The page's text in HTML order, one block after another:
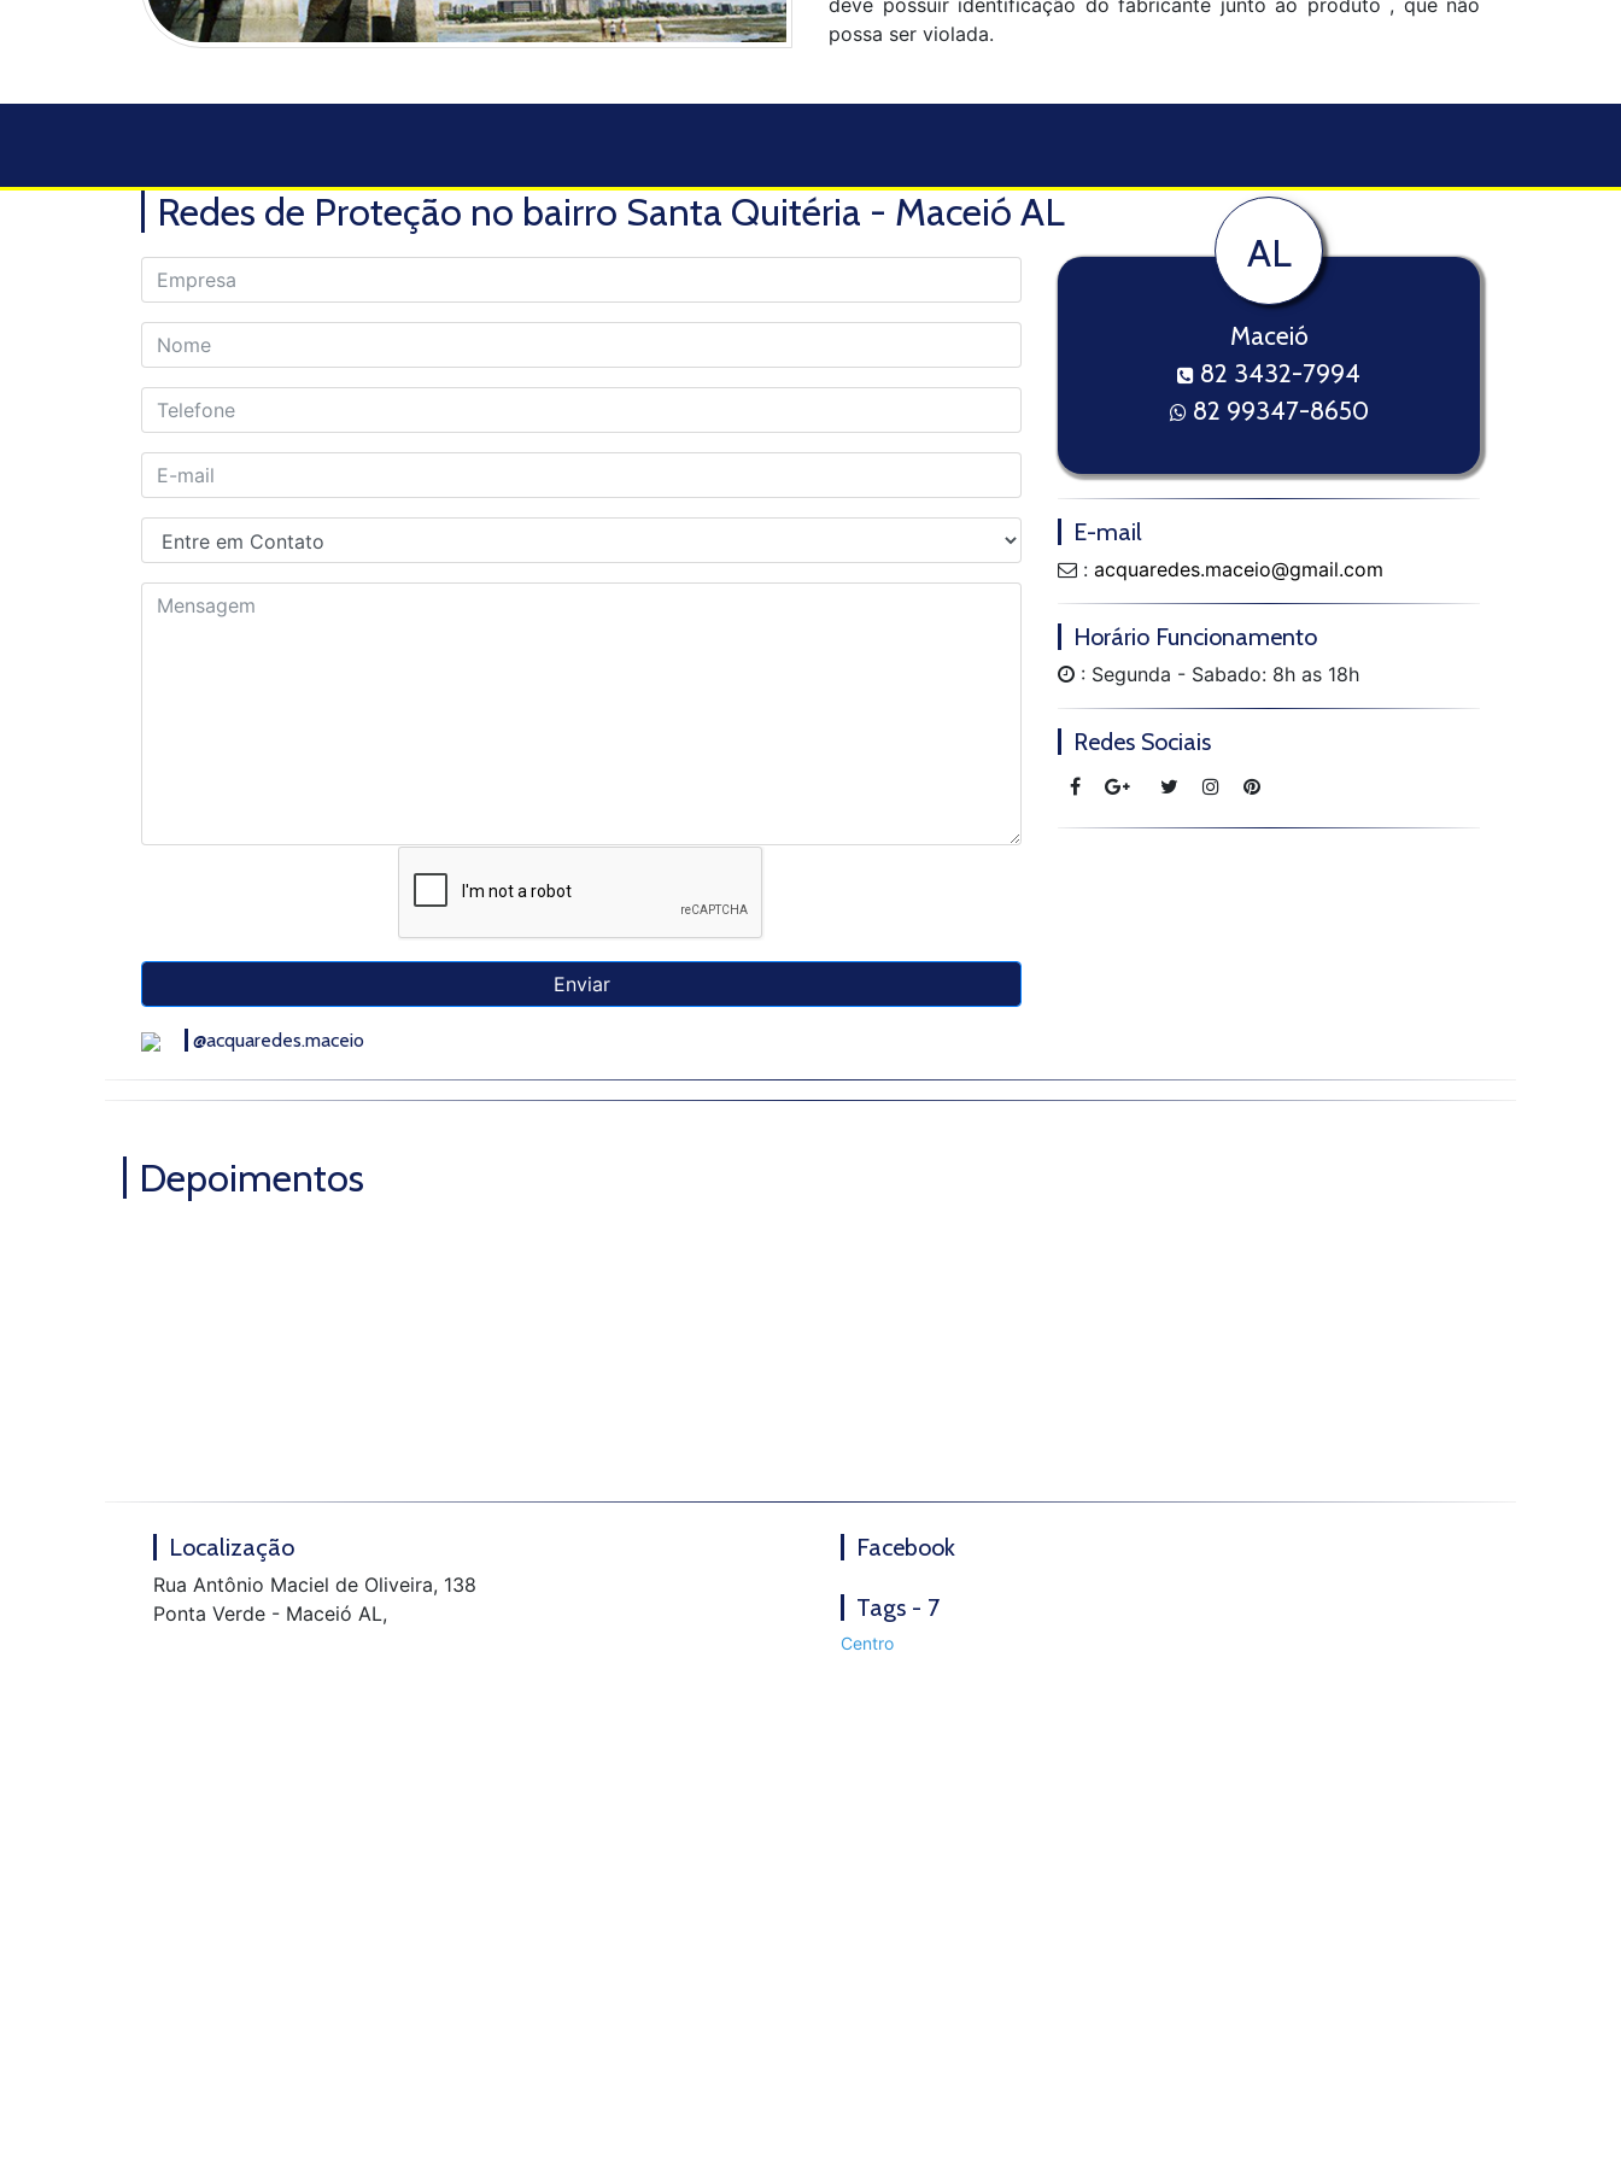
deve possuir identificação do fabricante junto ao produto , que não
possa ser violada.
Redes de Proteção no bairro Santa Quitéria - Maceió AL
AL
Maceió
82 3432-7994
82 99347-8650
E-mail
: acquaredes.maceio@gmail.com
Horário Funcionamento
: Segunda - Sabado: 8h as 18h
Redes Sociais
@acquaredes.maceio
Depoimentos
Localização
Rua Antônio Maciel de Oliveira, 138
Ponta Verde - Maceió AL,
Facebook
Tags - 7
Centro